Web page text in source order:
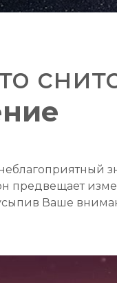
предвещает
усыпив Ваше